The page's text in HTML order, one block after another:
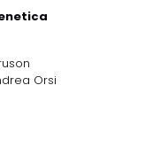
Orsi